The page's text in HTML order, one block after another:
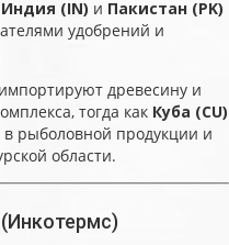
Индия (IN) и Пакистан (PK)
удобрений и
древесину и
тогда как Куба (CU)
рыболовной продукции и
области.